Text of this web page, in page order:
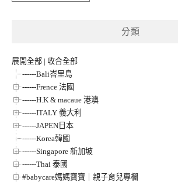
分類
展開全部 | 收合全部
------Bali峇里島
------Frence 法國
------H.K & macaue 港澳
------ITALY 義大利
------JAPEN日本
------Korea韓國
------Singapore 新加坡
------Thai 泰國
#babycare媽媽寶寶｜親子育兒專欄